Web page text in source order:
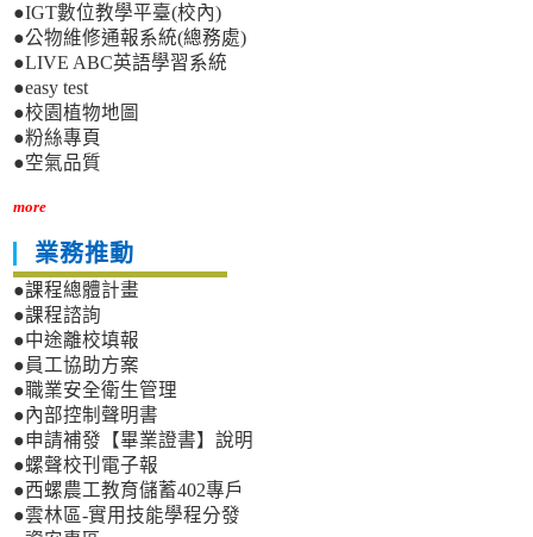
●IGT數位教學平臺(校內)
●公物維修通報系統(總務處)
●LIVE ABC英語學習系統
●easy test
●校園植物地圖
●粉絲專頁
●空氣品質
more
業務推動
●課程總體計畫
●課程諮詢
●中途離校填報
●員工協助方案
●職業安全衛生管理
●內部控制聲明書
●申請補發【畢業證書】說明
●螺聲校刊電子報
●西螺農工教育儲蓄402專戶
●雲林區-實用技能學程分發